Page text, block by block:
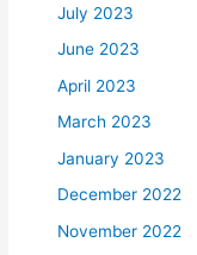
July 2023
June 2023
April 2023
March 2023
January 2023
December 2022
November 2022